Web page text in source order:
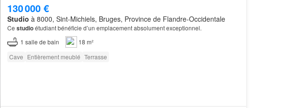
130 000 €
Studio à 8000, Sint-Michiels, Bruges, Province de Flandre-Occidentale
Ce studioétudiant bénéficie d’un emplacement absolument exceptionnel.
1 salle de bain
18 m²
Cave Entièrement meublé Terrasse